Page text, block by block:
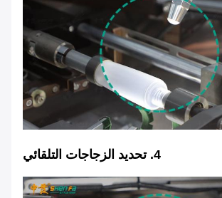
4. تحديد الزجاجات التلقائي